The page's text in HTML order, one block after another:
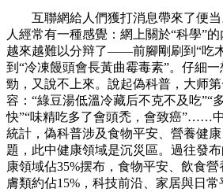
互聯網給人們獲打消息帶來了便当
人經常有一種感覺：網上關於“科學”
越來越難以分辩了——前腳剛刷到“吃
到“冷凍饅頭會長黃曲霉毒素”。仔細
勁，又說不上來。說起偽科普，大师
容：“綠豆湯低溫冷藏后不克不及吃”“
快”“味精吃多了會頭禿，會致癌”……
統計，偽科普涉及食物平安、營養健
題，此中健康領域是沉災區。過往發
康領域佔35%摆布，食物平安、飲食
膚類約佔15%，科技前沿、家居與日